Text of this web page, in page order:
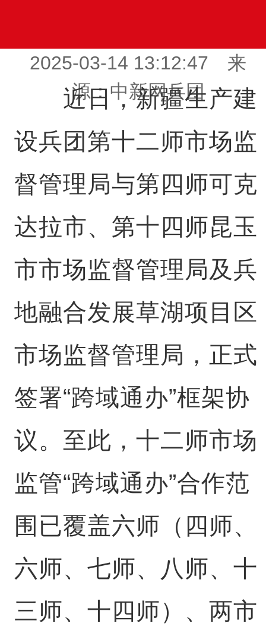
2025-03-14 13:12:47 来
源：中新网兵团
近日，新疆生产建
设兵团第十二师市场监
督管理局与第四师可克
达拉市、第十四师昆玉
市市场监督管理局及兵
地融合发展草湖项目区
市场监督管理局，正式
签署“跨域通办”框架协
议。至此，十二师市场
监管“跨域通办”合作范
围已覆盖六师（四师、
六师、七师、八师、十
三师、十四师）、两市